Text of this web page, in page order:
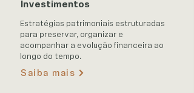
Investimentos
Estratégias patrimoniais estruturadas
para preservar, organizar e
acompanhar a evolução financeira ao
longo do tempo.
Saiba mais